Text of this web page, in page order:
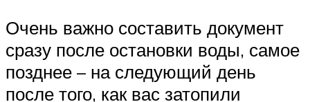
Очень важно составить документ
сразу после остановки воды, самое
позднее – на следующий день
после того, как вас затопили